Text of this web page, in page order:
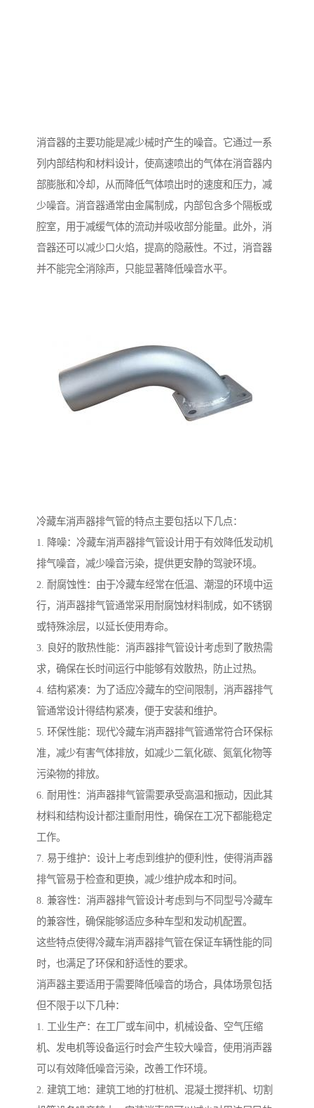
消音器的主要功能是减少械时产生的噪音。它通过一系
列内部结构和材料设计，使高速喷出的气体在消音器内
部膨胀和冷却，从而降低气体喷出时的速度和压力，减
少噪音。消音器通常由金属制成，内部包含多个隔板或
腔室，用于减缓气体的流动并吸收部分能量。此外，消
音器还可以减少口火焰，提高的隐蔽性。不过，消音器
并不能完全消除声，只能显著降低噪音水平。
冷藏车消声器排气管的特点主要包括以下几点：
1. 降噪：冷藏车消声器排气管设计用于有效降低发动机
排气噪音，减少噪音污染，提供更安静的驾驶环境。
2. 耐腐蚀性：由于冷藏车经常在低温、潮湿的环境中运
行，消声器排气管通常采用耐腐蚀材料制成，如不锈钢
或特殊涂层，以延长使用寿命。
3. 良好的散热性能：消声器排气管设计考虑到了散热需
求，确保在长时间运行中能够有效散热，防止过热。
4. 结构紧凑：为了适应冷藏车的空间限制，消声器排气
管通常设计得结构紧凑，便于安装和维护。
5. 环保性能：现代冷藏车消声器排气管通常符合环保标
准，减少有害气体排放，如减少二氧化碳、氮氧化物等
污染物的排放。
6. 耐用性：消声器排气管需要承受高温和振动，因此其
材料和结构设计都注重耐用性，确保在工况下都能稳定
工作。
7. 易于维护：设计上考虑到维护的便利性，使得消声器
排气管易于检查和更换，减少维护成本和时间。
8. 兼容性：消声器排气管设计考虑到与不同型号冷藏车
的兼容性，确保能够适应多种车型和发动机配置。
这些特点使得冷藏车消声器排气管在保证车辆性能的同
时，也满足了环保和舒适性的要求。
消声器主要适用于需要降低噪音的场合，具体场景包括
但不限于以下几种：
1. 工业生产：在工厂或车间中，机械设备、空气压缩
机、发电机等设备运行时会产生较大噪音，使用消声器
可以有效降低噪音污染，改善工作环境。
2. 建筑工地：建筑工地的打桩机、混凝土搅拌机、切割